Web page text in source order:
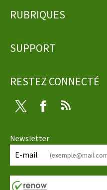
Pied
page
RUBRIQUES
SUPPORT
RESTEZ CONNECTÉ
Twitter Facebook
Newsletter
E-mail